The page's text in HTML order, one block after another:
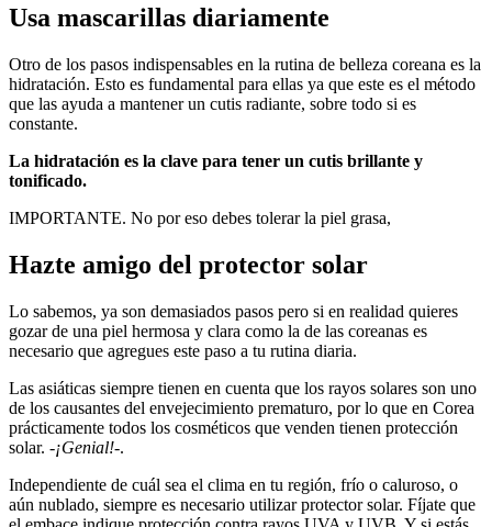
Usa mascarillas diariamente
Otro de los pasos indispensables en la rutina de belleza coreana es la
hidratación. Esto es fundamental para ellas ya que este es el método
que las ayuda a mantener un cutis radiante, sobre todo si es
constante.
La hidratación es la clave para tener un cutis brillante y
tonificado.
IMPORTANTE. No por eso debes tolerar la piel grasa,
Hazte amigo del protector solar
Lo sabemos, ya son demasiados pasos pero si en realidad quieres
gozar de una piel hermosa y clara como la de las coreanas es
necesario que agregues este paso a tu rutina diaria.
Las asiáticas siempre tienen en cuenta que los rayos solares son uno
de los causantes del envejecimiento prematuro, por lo que en Corea
prácticamente todos los cosméticos que venden tienen protección
solar. -¡Genial!-.
Independiente de cuál sea el clima en tu región, frío o caluroso, o
aún nublado, siempre es necesario utilizar protector solar. Fíjate que